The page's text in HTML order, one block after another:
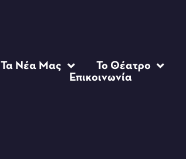
Τα Νέα Μας Το Θέατρο
Επικοινωνία